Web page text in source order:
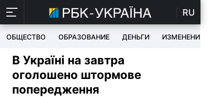
RU
ОБЩЕСТВО ОБРАЗОВАНИЕ ДЕНЬГИ ИЗМЕНЕНИЯ
В Україні на завтра
оголошено штормове
попередження